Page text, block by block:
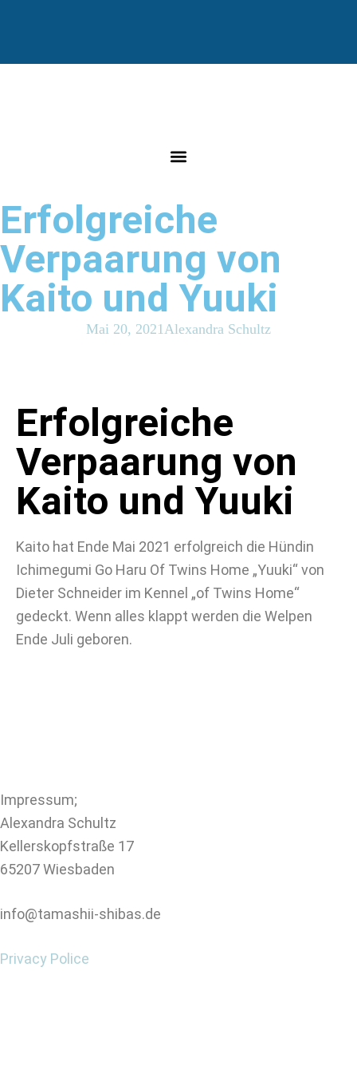
Erfolgreiche
Verpaarung von
Kaito und Yuuki
Mai 20, 2021Alexandra Schultz
Erfolgreiche
Verpaarung von
Kaito und Yuuki
Kaito hat Ende Mai 2021 erfolgreich die Hündin
Ichimegumi Go Haru Of Twins Home „Yuuki“ von
Dieter Schneider im Kennel „of Twins Home“
gedeckt. Wenn alles klappt werden die Welpen
Ende Juli geboren.
Impressum;
Alexandra Schultz
Kellerskopfstraße 17
65207 Wiesbaden
info@tamashii-shibas.de
Privacy Police